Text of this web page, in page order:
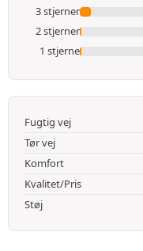
3 stjerner
2 stjerner
1 stjerne
Fugtig vej
Tør vej
Komfort
Kvalitet/Pris
Støj